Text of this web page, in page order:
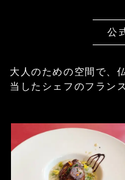
公
大人のための空間で、
当したシェフのフラン